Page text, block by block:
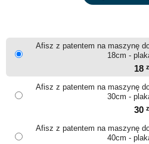
Afisz z patentem na maszynę
18cm -
18
Afisz z patentem na maszynę
30cm -
30
Afisz z patentem na maszynę
40cm -